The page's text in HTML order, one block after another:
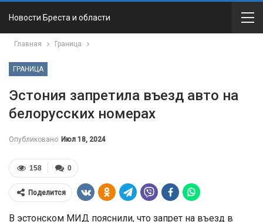
Новости Бреста и области
Главная Граница
ГРАНИЦА
Эстония запретила въезд авто на
белорусских номерах
Опубликовано Июл 18, 2024
0
158
Поделится
В эстонском МИД пояснили, что запрет на въезд в